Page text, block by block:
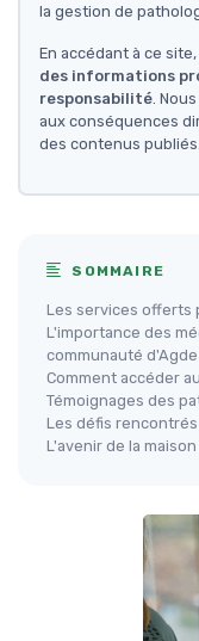
la gestion de
En accédant à ce
des informations
responsabilité.
aux conséquences
des contenus publiés.
SOMMAIRE
Les services offerts
L'importance des
communauté d'Agde
Comment accéder
Témoignages des
Les défis rencontrés
L'avenir de la